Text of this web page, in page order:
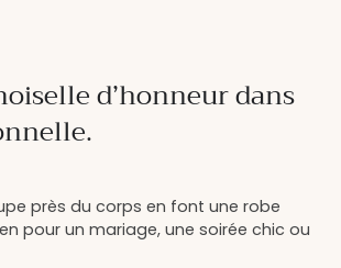
d’honneur dans
près du corps en font une robe
pour un mariage, une soirée chic ou